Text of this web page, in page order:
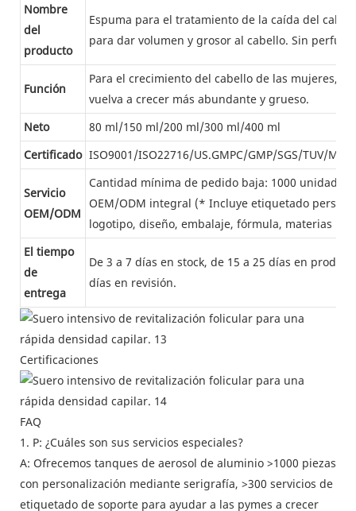
Nombre
del
producto
Espuma para el tratamiento de la caída del
para dar volumen y grosor al cabello. Sin
Función
Para el crecimiento del cabello de las mujeres,
vuelva a crecer más abundante y grueso.
Neto
80 ml/150 ml/200 ml/300 ml/400 ml
Certificado ISO9001/ISO22716/US.GMPC/GMP/SGS/TUV/
Servicio
OEM/ODM
Cantidad mínima de pedido baja: 1000 unidades.
OEM/ODM integral (* Incluye etiquetado
logotipo, diseño, embalaje, fórmula, materias
El tiempo
de
entrega
De 3 a 7 días en stock, de 15 a 25 días en
días en revisión.
Certificaciones
FAQ
1. P: ¿Cuáles son sus servicios especiales?
A: Ofrecemos tanques de aerosol de aluminio >1000 piezas
con personalización mediante serigrafía, >300 servicios de
etiquetado de soporte para ayudar a las pymes a crecer